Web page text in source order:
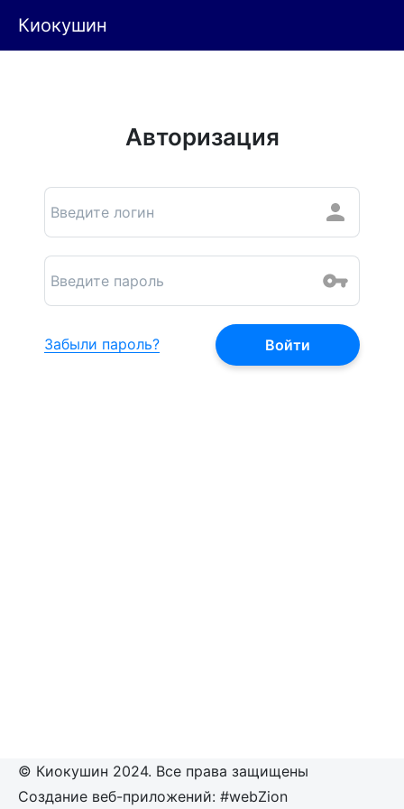
Киокушин
Авторизация
Забыли пароль?
© Киокушин 2024. Все права защищены
Создание веб-приложений: #webZion